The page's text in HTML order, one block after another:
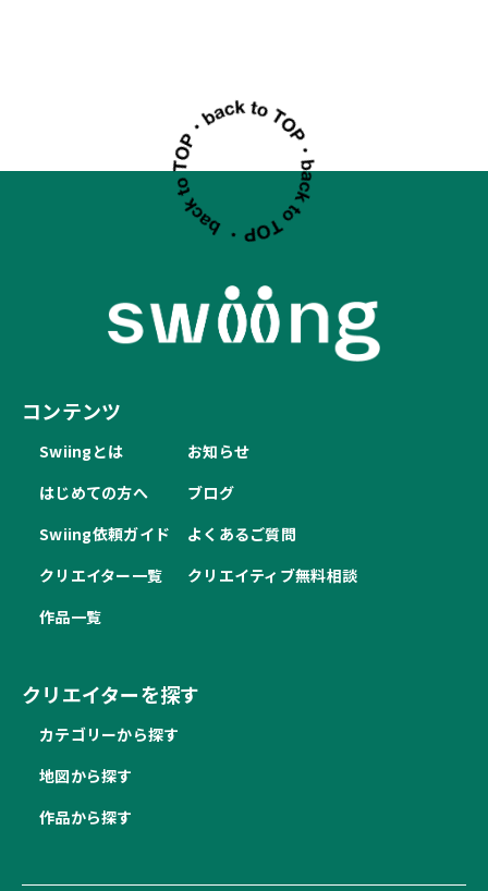
コンテンツ
Swiingとは
はじめての方へ
Swiing依頼ガイド
クリエイター一覧
作品一覧
お知らせ
ブログ
よくあるご質問
クリエイティブ無料相談
クリエイターを探す
カテゴリーから探す
地図から探す
作品から探す